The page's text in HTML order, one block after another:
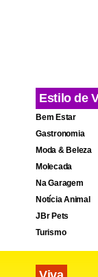
Estilo de
Bem Estar
Gastronomia
Moda & Beleza
Molecada
Na Garagem
Notícia Animal
JBr Pets
Turismo